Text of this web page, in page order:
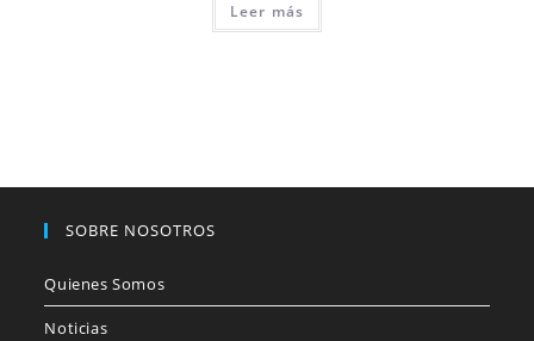
Leer más
SOBRE NOSOTROS
Quienes Somos
Noticias